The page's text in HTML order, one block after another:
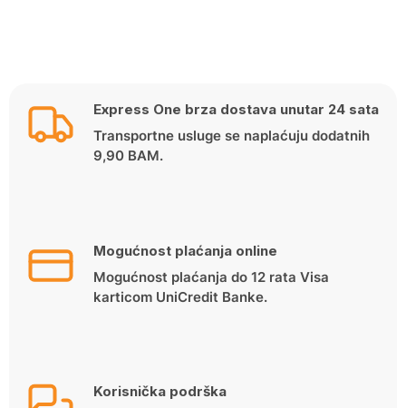
Express One brza dostava unutar 24 sata
Transportne usluge se naplaćuju dodatnih
9,90 BAM.
Mogućnost plaćanja online
Mogućnost plaćanja do 12 rata Visa
karticom UniCredit Banke.
Korisnička podrška